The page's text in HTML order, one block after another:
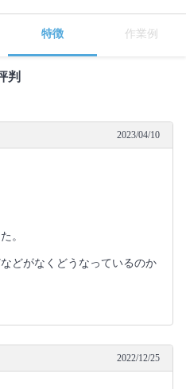
特徴 作業例
判
2023/04/10
。
どがなくどうなっているのか
2022/12/25